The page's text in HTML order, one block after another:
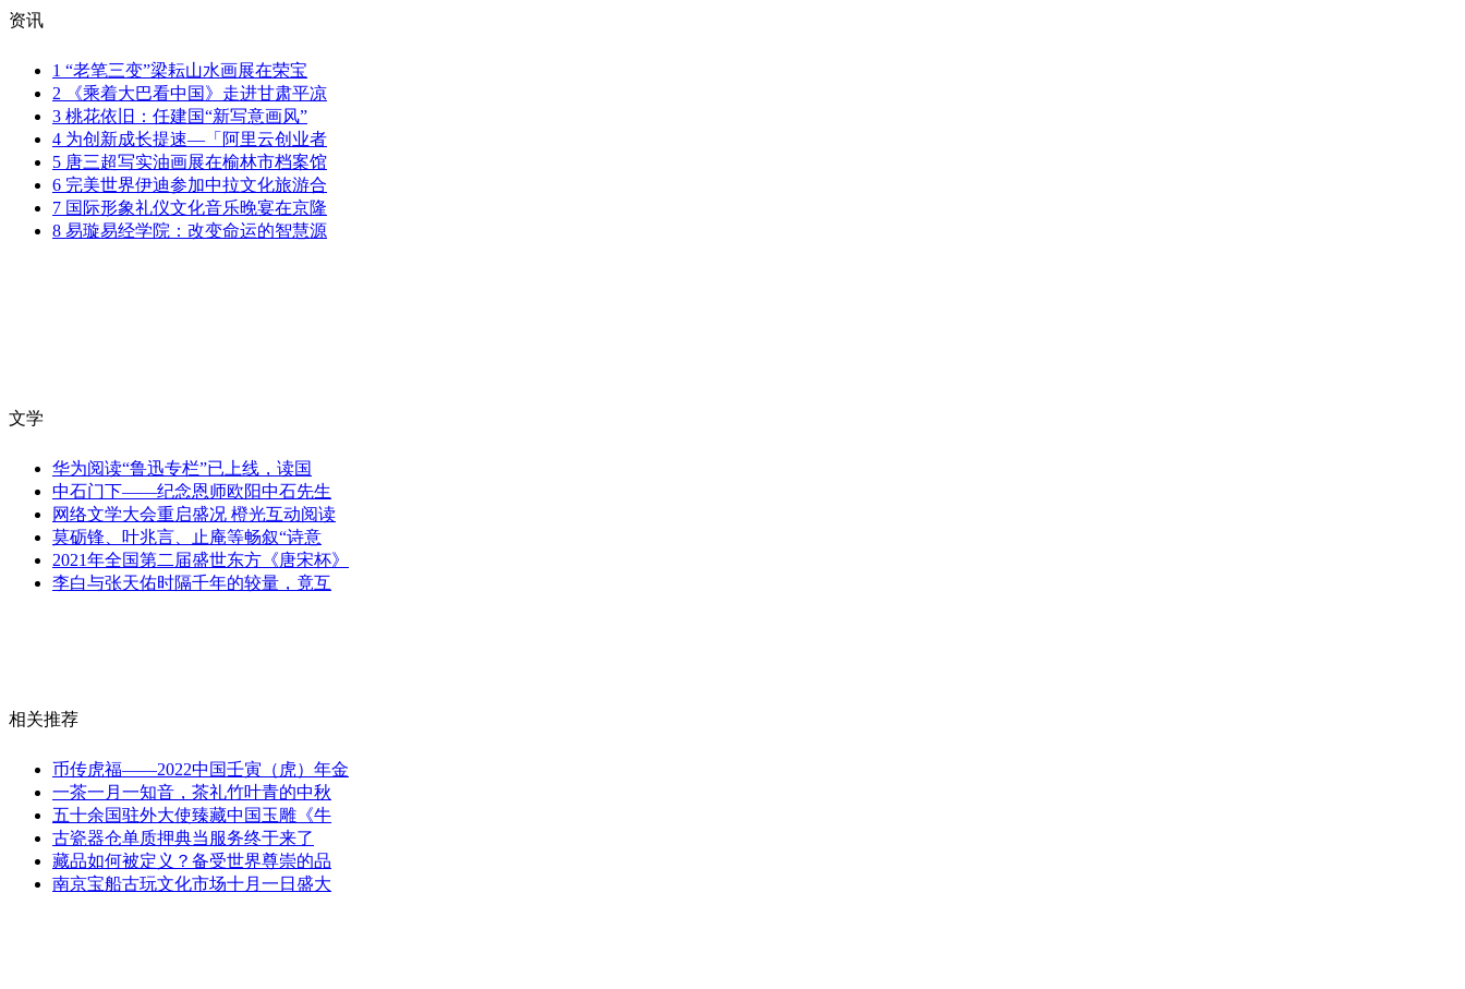
资讯
1 “老笔三变”梁耘山水画展在荣宝
2 《乘着大巴看中国》走进甘肃平凉
3 桃花依旧：任建国“新写意画风”
4 为创新成长提速—「阿里云创业者
5 唐三超写实油画展在榆林市档案馆
6 完美世界伊迪参加中拉文化旅游合
7 国际形象礼仪文化音乐晚宴在京隆
8 易璇易经学院：改变命运的智慧源
文学
华为阅读“鲁迅专栏”已上线，读国
中石门下——纪念恩师欧阳中石先生
网络文学大会重启盛况 橙光互动阅读
莫砺锋、叶兆言、止庵等畅叙“诗意
2021年全国第二届盛世东方《唐宋杯》
李白与张天佑时隔千年的较量，竟互
相关推荐
币传虎福——2022中国壬寅（虎）年金
一茶一月一知音，茶礼竹叶青的中秋
五十余国驻外大使臻藏中国玉雕《牛
古瓷器仓单质押典当服务终于来了
藏品如何被定义？备受世界尊崇的品
南京宝船古玩文化市场十月一日盛大